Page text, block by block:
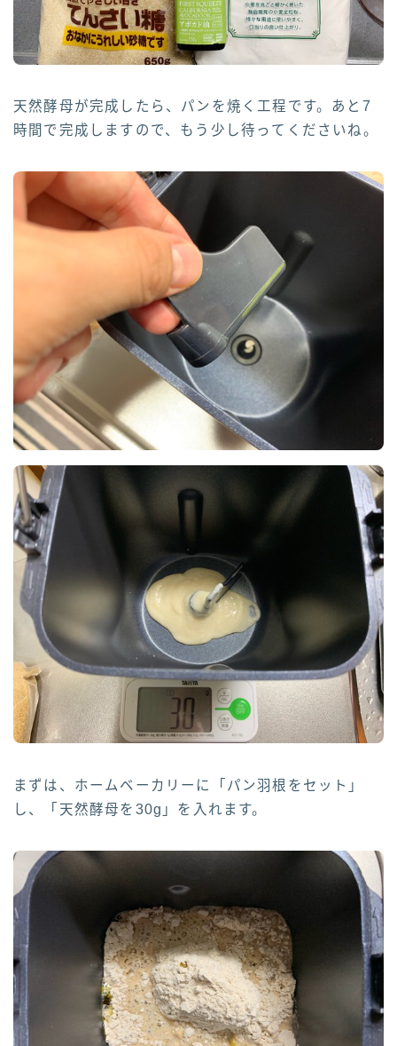
天然酵母が完成したら、パンを焼く工程です。あと7
時間で完成しますので、もう少し待ってくださいね。
まずは、ホームベーカリーに「パン羽根をセット」
し、「天然酵母を30g」を入れます。